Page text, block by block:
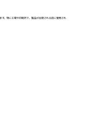
。特に工場や印刷所で、製品が出荷される前に使用され